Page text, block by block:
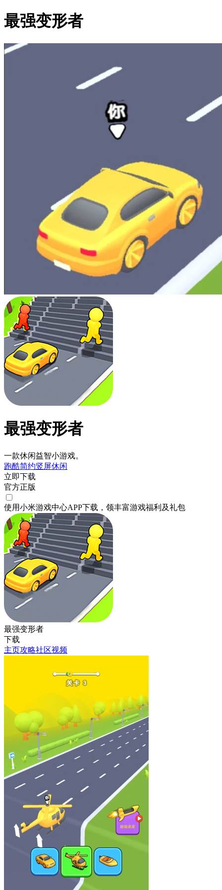
最强变形者
最强变形者
一款休闲益智小游戏。
跑酷简约竖屏休闲
立即下载
官方正版
使用小米游戏中心APP下载 ，领丰富游戏福利 及礼包
最强变形者
下载
主页攻略社区视频